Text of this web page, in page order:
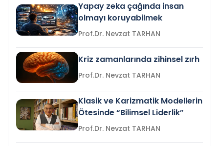
Yapay zeka çağında insan
olmayı koruyabilmek
Prof.Dr. Nevzat TARHAN
Kriz zamanlarında zihinsel zırh
Prof.Dr. Nevzat TARHAN
Klasik ve Karizmatik Modellerin
Ötesinde “Bilimsel Liderlik”
Prof.Dr. Nevzat TARHAN